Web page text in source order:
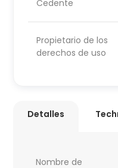
Cedente
Propietario de los
derechos de uso
Detalles
Nombre de